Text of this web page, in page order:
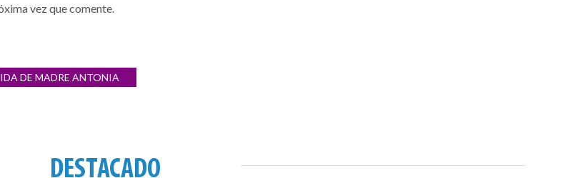
vez que comente.
DE MADRE ANTONIA
DESTACADO